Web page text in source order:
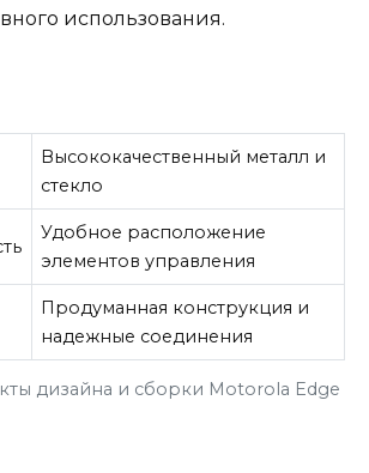
использования.
дизайна и сборки Motorola Edge
Высококачественный металл и
стекло
Удобное расположение
элементов управления
Продуманная конструкция и
надежные соединения